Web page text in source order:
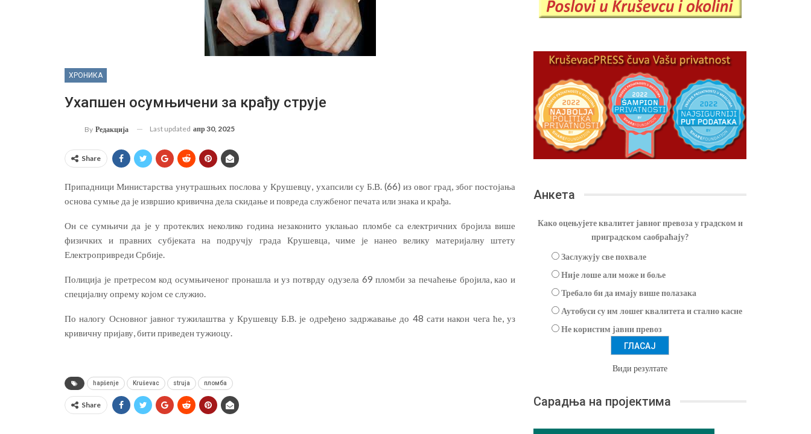
ХРОНИКА
Ухапшен осумњичени за крађу струје
By Редакција Last updated апр 30, 2025
Share
Припадници Министарства унутрашњих послова у Крушевцу, ухапсили су Б.В. (66) из овог град, због постојања
основа сумње да је извршио кривична дела скидање и повреда службеног печата или знака и крађа.
Он се сумњичи да је у протеклих неколико година незаконито уклањао пломбе са електричних бројила више
физичких и правних субјеката на подручју града Крушевца, чиме је нанео велику материјалну штету
Електропривреди Србије.
Полиција је претресом код осумњиченог пронашла и уз потврду одузела 69 пломби за печаћење бројила, као и
специјалну опрему којом се служио.
По налогу Основног јавног тужилаштва у Крушевцу Б.В. је одређено задржавање до 48 сати након чега ће, уз
кривичну пријаву, бити приведен тужиоцу.
hapšenje Kruševac struja пломба
Share
Анкета
Како оцењујете квалитет јавног превоза у градском и
приградском саобраћају?
Заслужују све похвале
Није лоше али може и боље
Требало би да имају више полазака
Аутобуси су им лошег квалитета и стално касне
Не користим јавни превоз
Види резултате
Сарадња на пројектима